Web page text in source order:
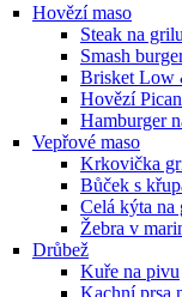
Hovězí maso
Steak na grilu
Smash
Brisket Low
Hovězí
Hamburger
Vepřové maso
Krkovička
Bůček s
Celá kýta na
Žebra v
Drůbež
Kuře na pivu
Kachní prsa